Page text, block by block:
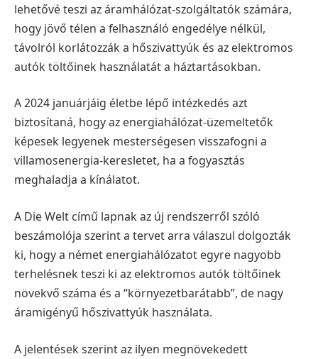
lehetővé teszi az áramhálózat-szolgáltatók számára,
hogy jövő télen a felhasználó engedélye nélkül,
távolról korlátozzák a hőszivattyúk és az elektromos
autók töltőinek használatát a háztartásokban.
A 2024 januárjáig életbe lépő intézkedés azt
biztosítaná, hogy az energiahálózat-üzemeltetők
képesek legyenek mesterségesen visszafogni a
villamosenergia-keresletet, ha a fogyasztás
meghaladja a kínálatot.
A Die Welt című lapnak az új rendszerről szóló
beszámolója szerint a tervet arra válaszul dolgozták
ki, hogy a német energiahálózatot egyre nagyobb
terhelésnek teszi ki az elektromos autók töltőinek
növekvő száma és a “környezetbarátabb”, de nagy
áramigényű hőszivattyúk használata.
A jelentések szerint az ilyen megnövekedett